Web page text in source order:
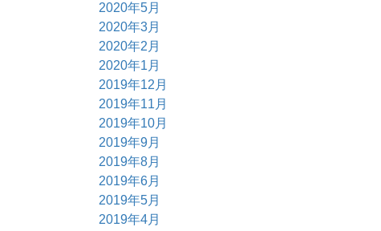
2020年5月
2020年3月
2020年2月
2020年1月
2019年12月
2019年11月
2019年10月
2019年9月
2019年8月
2019年6月
2019年5月
2019年4月